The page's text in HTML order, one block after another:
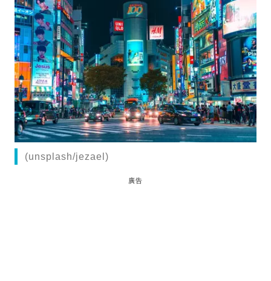
(unsplash/jezael)
廣告